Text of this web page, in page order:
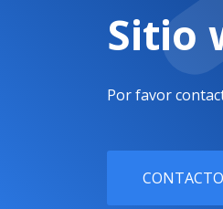
Sitio
Por favor
CONTACTO